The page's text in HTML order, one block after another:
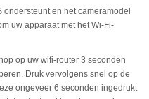
en het cameramodel
uw apparaat met het Wi-Fi-
op uw wifi-router 3 seconden
Druk vervolgens snel op de
ongeveer 6 seconden ingedrukt